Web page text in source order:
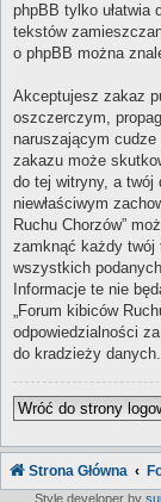
phpBB tylko ułatwia
tekstów
o phpBB można
Akceptujesz zakaz
oszczerczym,
naruszającym
zakazu może
do tej witryny, a twój
niewłaściwym
Ruchu Chorzów”
zamknąć każdy twój
wszystkich
Informacje te nie
„Forum kibiców
odpowiedzialności
do kradzieży danych.
Wróć do strony
Strona Główna
Style developer by